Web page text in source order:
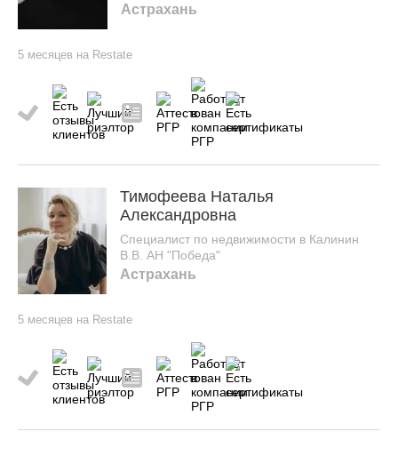
Астрахань
5 месяцев на Restate
Тимофеева Наталья
Александровна
Специалист по недвижимости в Калинин
В.В. АН "Победа"
Астрахань
5 месяцев на Restate